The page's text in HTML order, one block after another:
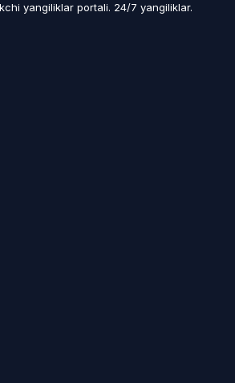
yangiliklar portali. 24/7 yangiliklar.